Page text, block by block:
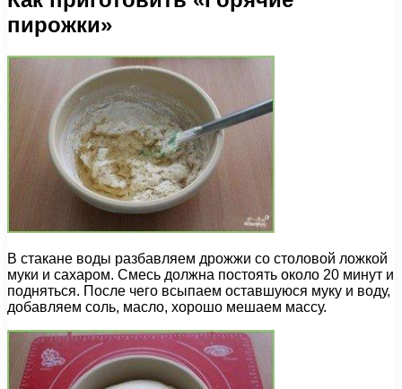
пирожки»
В стакане воды разбавляем дрожжи со столовой ложкой
муки и сахаром. Смесь должна постоять около 20 минут и
подняться. После чего всыпаем оставшуюся муку и воду,
добавляем соль, масло, хорошо мешаем массу.